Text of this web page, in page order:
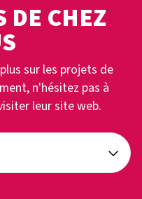
DE CHEZ
sur les projets de
n'hésitez pas à
leur site web.